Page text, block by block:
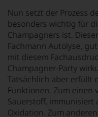
Nun setzt der Prozess
besonders wichtig für
Champagners ist.
Fachmann Autolyse,
mit diesem
Champagner-Party
Tatsächlich aber erfüllt
Funktionen. Zum einen
Sauerstoff, immunisiert
Oxidation. Zum